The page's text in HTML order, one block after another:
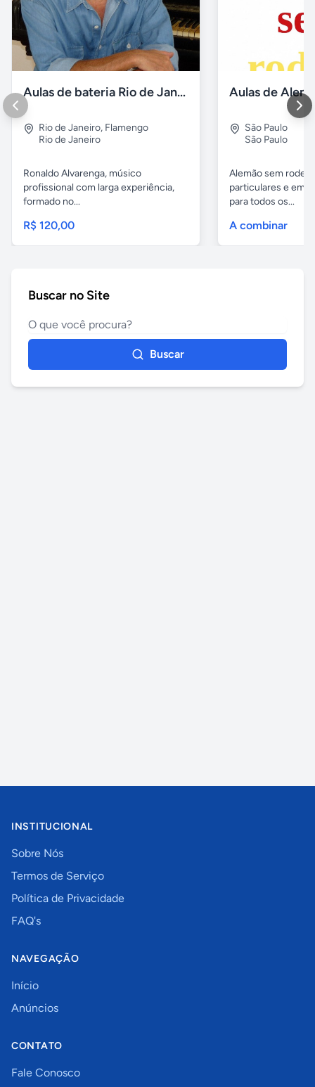
Aulas de bateria Rio de Janeiro
Rio de Janeiro, Flamengo
Rio de Janeiro
Ronaldo Alvarenga, músico
profissional com larga experiência,
formado no...
R$ 120,00
São Paulo
São Paulo
Alemão sem
particulares e em
para todos os...
A combinar
Buscar no Site
Buscar
INSTITUCIONAL
Sobre Nós
Termos de Serviço
Política de Privacidade
FAQ's
NAVEGAÇÃO
Início
Anúncios
CONTATO
Fale Conosco